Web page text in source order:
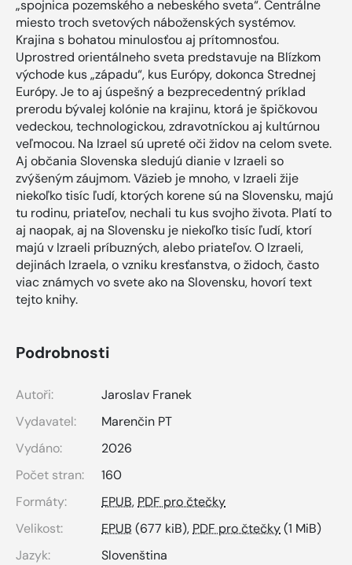
„spojnica pozemského a nebeského sveta“. Centrálne
miesto troch svetových náboženských systémov.
Krajina s bohatou minulosťou aj prítomnosťou.
Uprostred orientálneho sveta predstavuje na Blízkom
východe kus „západu“, kus Európy, dokonca Strednej
Európy. Je to aj úspešný a bezprecedentný príklad
prerodu bývalej kolónie na krajinu, ktorá je špičkovou
vedeckou, technologickou, zdravotníckou aj kultúrnou
veľmocou. Na Izrael sú upreté oči židov na celom svete.
Aj občania Slovenska sledujú dianie v Izraeli so
zvýšeným záujmom. Väzieb je mnoho, v Izraeli žije
niekoľko tisíc ľudí, ktorých korene sú na Slovensku, majú
tu rodinu, priateľov, nechali tu kus svojho života. Platí to
aj naopak, aj na Slovensku je niekoľko tisíc ľudí, ktorí
majú v Izraeli príbuzných, alebo priateľov. O Izraeli,
dejinách Izraela, o vzniku kresťanstva, o židoch, často
viac známych vo svete ako na Slovensku, hovorí text
tejto knihy.
Podrobnosti
Autoři:
Jaroslav Franek
Vydavatel:
Marenčin PT
Vydáno:
2026
Počet stran:
160
Formáty:
EPUB,PDF pro čtečky
Velikost:
EPUB (677 kiB),PDF pro čtečky(1 MiB)
Jazyk:
Slovenština